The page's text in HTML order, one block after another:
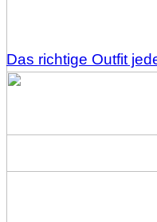
Das richtige Outfit